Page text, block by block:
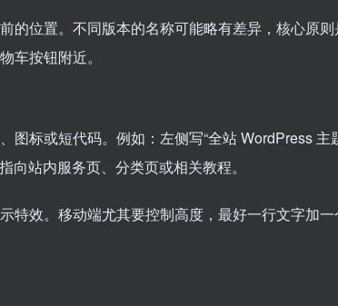
位置。不同版本的名称可能略有差异，核心原则
车按钮附近。
图标或短代码。例如：左侧写“全站 WordPress 主
向站内服务页、分类页或相关教程。
特效。移动端尤其要控制高度，最好一行文字加